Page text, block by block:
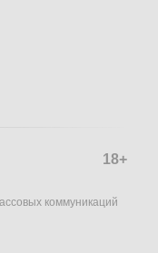
18+
коммуникаций